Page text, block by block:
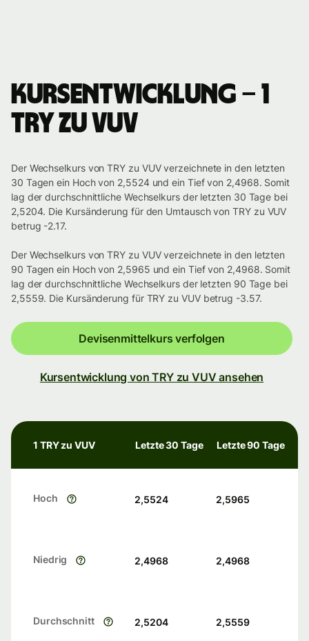
Kursentwicklung – 1
TRY zu VUV
Der Wechselkurs von TRY zu VUV verzeichnete in den letzten
30 Tagen ein Hoch von 2,5524 und ein Tief von 2,4968. Somit
lag der durchschnittliche Wechselkurs der letzten 30 Tage bei
2,5204. Die Kursänderung für den Umtausch von TRY zu VUV
betrug -2.17.
Der Wechselkurs von TRY zu VUV verzeichnete in den letzten
90 Tagen ein Hoch von 2,5965 und ein Tief von 2,4968. Somit
lag der durchschnittliche Wechselkurs der letzten 90 Tage bei
2,5559. Die Kursänderung für TRY zu VUV betrug -3.57.
Devisenmittelkurs verfolgen
Kursentwicklung von TRY zu VUV ansehen
1 TRY zu VUV Letzte 30 Tage Letzte 90 Tage
Hoch 2,5524 2,5965
Niedrig 2,4968 2,4968
Durchschnitt 2,5204 2,5559